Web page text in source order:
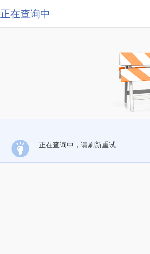
正在查询中
正在查询中，请刷新重试